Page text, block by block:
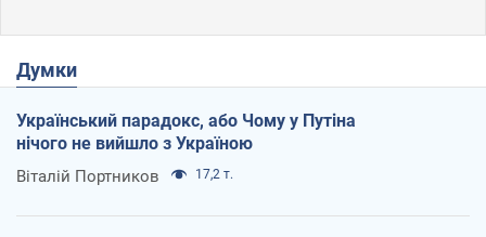
Думки
Український парадокс, або Чому у Путіна
нічого не вийшло з Україною
Віталій Портников 17,2 т.